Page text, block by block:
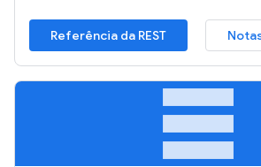
Referência da REST
table_rows